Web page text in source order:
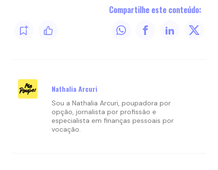
Compartilhe este conteúdo:
Nathalia Arcuri
Sou a Nathalia Arcuri, poupadora por
opção, jornalista por profissão e
especialista em finanças pessoais por
vocação.